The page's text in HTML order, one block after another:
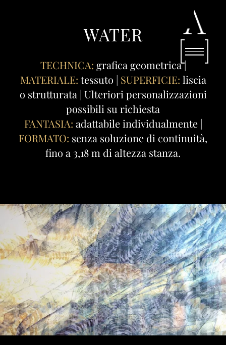
WATER
TECHNICA: grafica geometrica |
MATERIALE: tessuto | SUPERFICIE: liscia
o strutturata | Ulteriori personalizzazioni
possibili su richiesta
FANTASIA: adattabile individualmente |
FORMATO: senza soluzione di continuità,
fino a 3,18 m di altezza stanza.